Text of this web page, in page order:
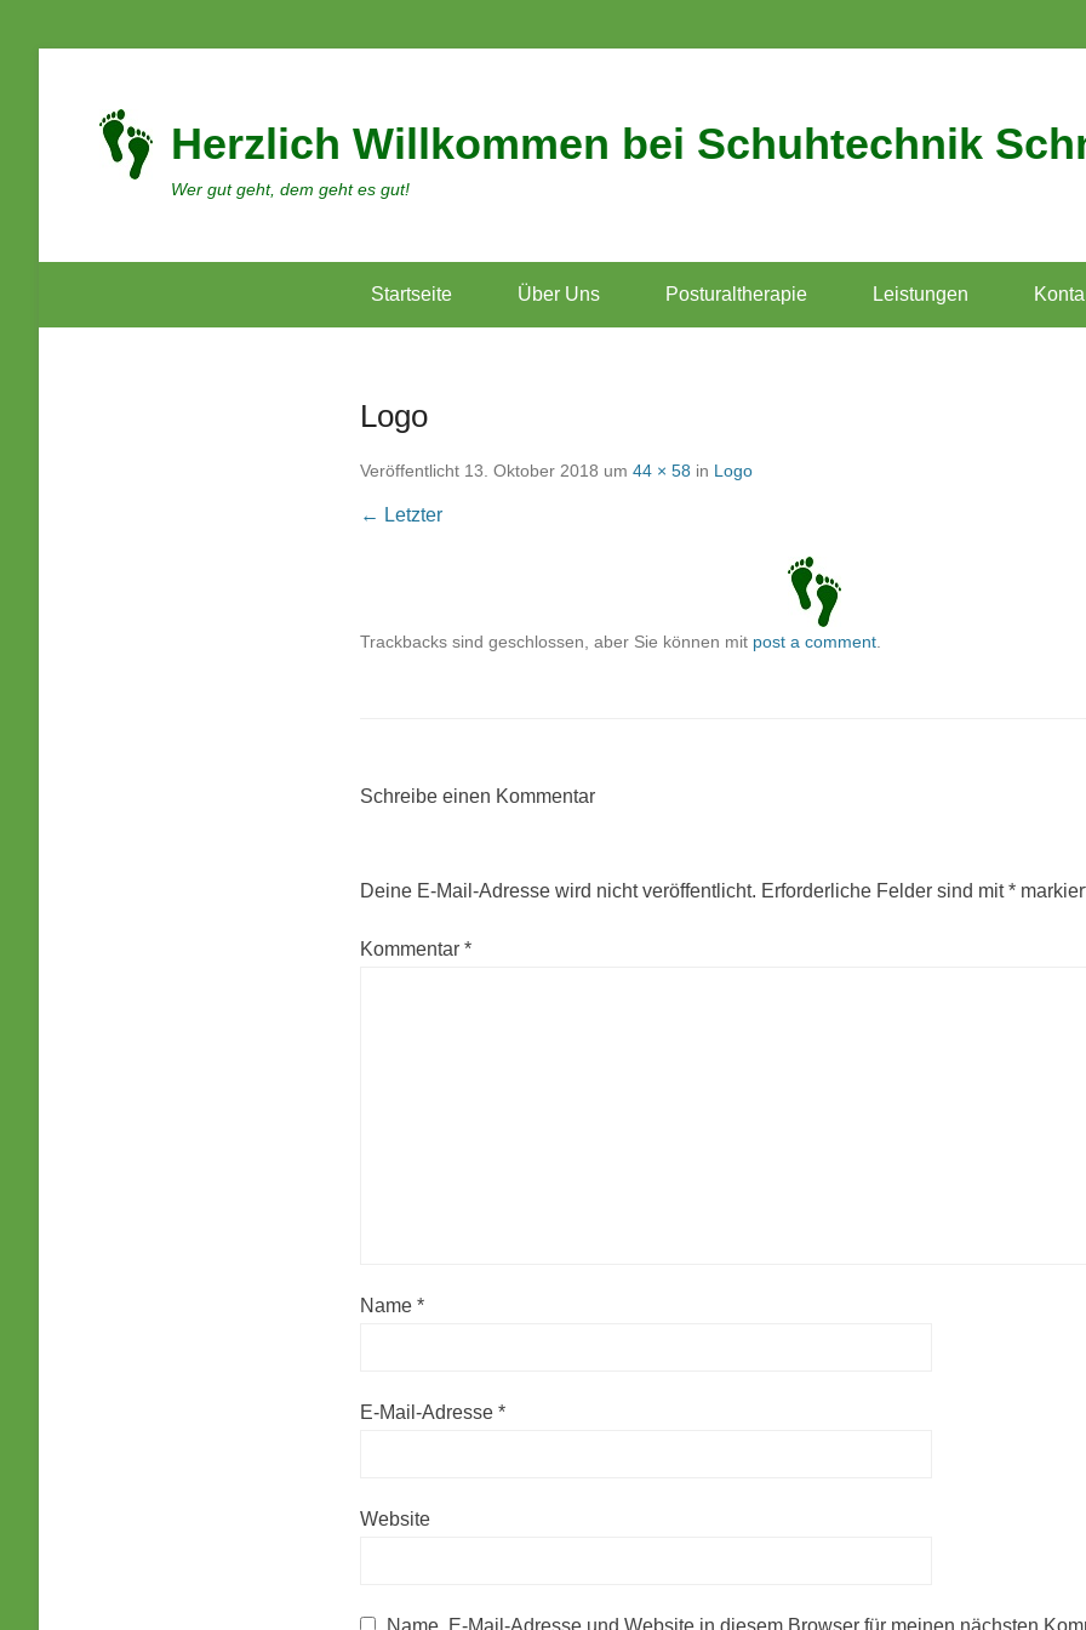
Herzlich Willkommen bei Schuhtechnik
Wer gut geht, dem geht es gut!
Startseite Über Uns Posturaltherapie Leistungen
Logo
Veröffentlicht 13. Oktober 2018 um 44 × 58 in Logo
← Letzter
Trackbacks sind geschlossen, aber Sie können mit post a comment
Schreibe einen Kommentar
Deine E-Mail-Adresse wird nicht veröffentlicht. Erforderliche Felder sind mit*
Kommentar *
Name *
E-Mail-Adresse *
Website
Name, E-Mail-Adresse und Website in diesem Browser für meinen nächsten